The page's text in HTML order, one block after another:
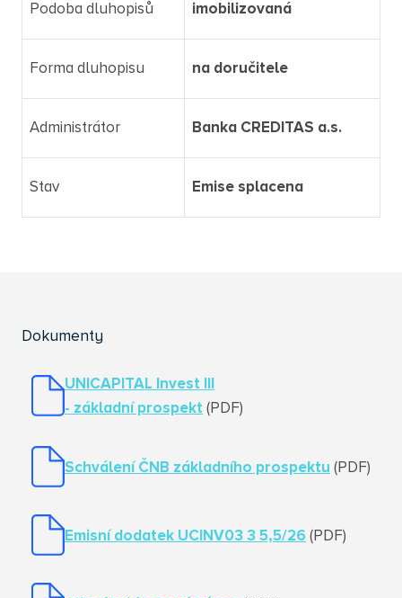
Podoba dluhopisů imobilizovaná
Forma dluhopisu na doručitele
Administrátor Banka CREDITAS a.s.
Stav Emise splacena
Dokumenty
UNICAPITAL Invest III
- základní prospekt (PDF)
Schválení ČNB základního prospektu (PDF)
Emisní dodatek UCINV03 3 5,5/26 (PDF)